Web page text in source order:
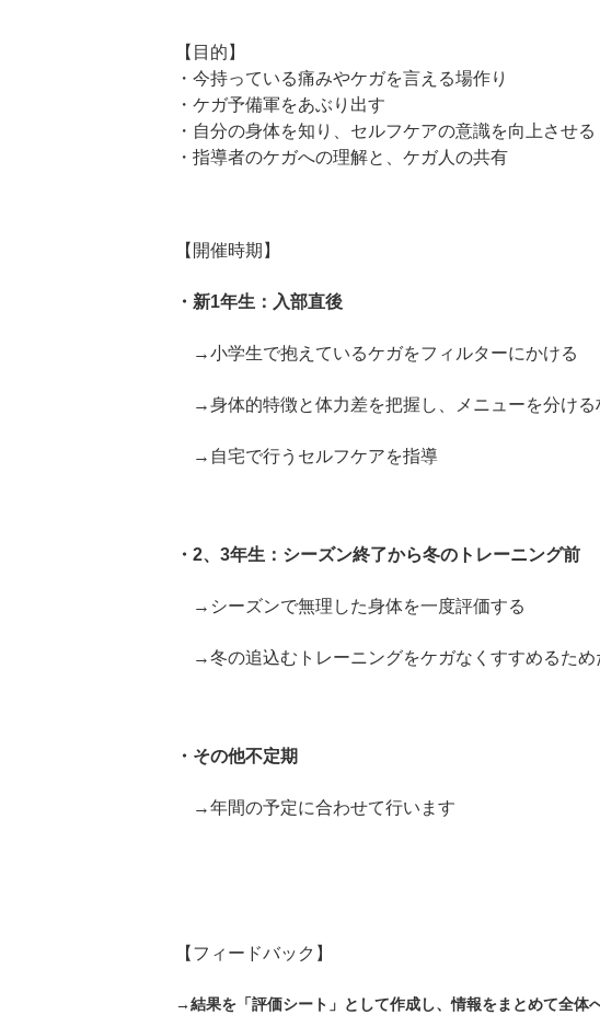
【目的】
・今持っている痛みやケガを言える場作り
・ケガ予備軍をあぶり出す
・自分の身体を知り、セルフケアの意識を向上させる
・指導者のケガへの理解と、ケガ人の共有
【開催時期】
・新1年生：入部直後
→小学生で抱えているケガをフィルターにかける
→身体的特徴と体力差を把握し、メニューを分ける
→自宅で行うセルフケアを指導
・2、3年生：シーズン終了から冬のトレーニング前
→シーズンで無理した身体を一度評価する
→冬の追込むトレーニングをケガなくすすめるため
・その他不定期
→年間の予定に合わせて行います
【フィードバック】
→結果を「評価シート」として作成し、情報をまとめて全体